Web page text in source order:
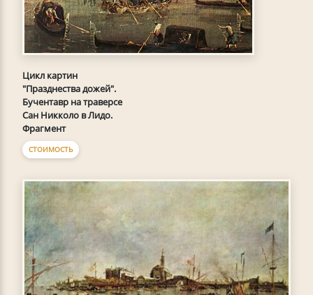
Цикл картин
"Празднества дожей".
Бучентавр на траверсе
Сан Никколо в Лидо.
Фрагмент
СТОИМОСТЬ